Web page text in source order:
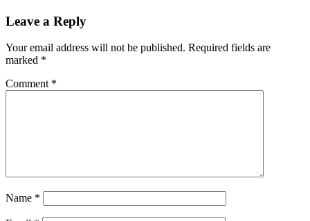
Leave a Reply
Your email address will not be published. Required fields are
marked *
Comment *
Name *